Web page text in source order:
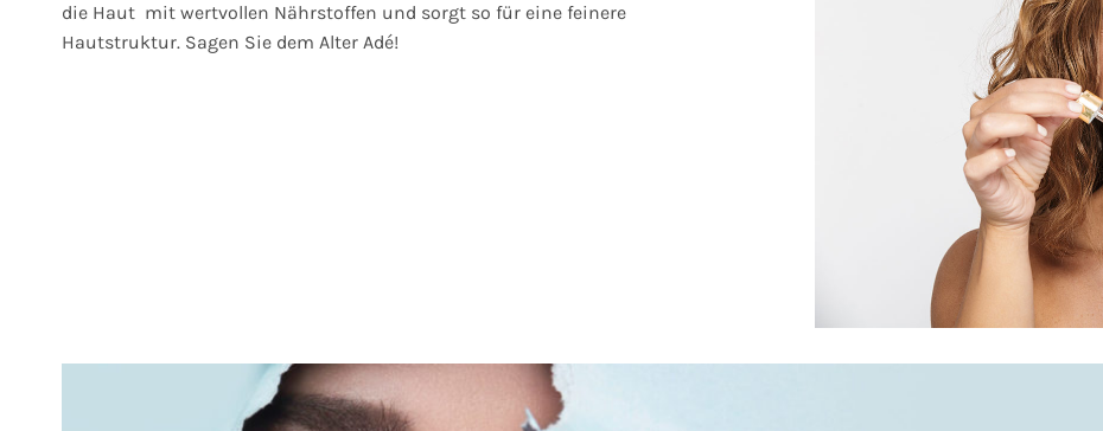
die Haut mit wertvollen Nährstoffen und sorgt so für eine feinere
Hautstruktur. Sagen Sie dem Alter Adé!